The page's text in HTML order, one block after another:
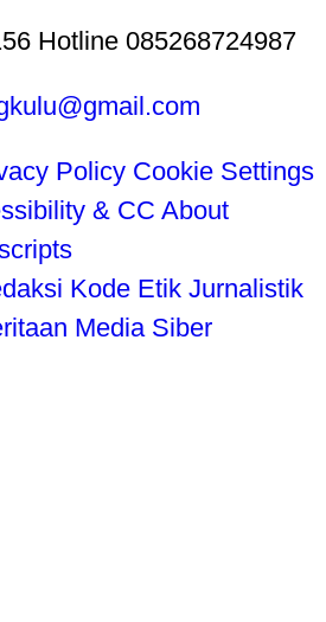
Hotline 085268724987
Policy Cookie Settings
& CC About
Kode Etik Jurnalistik
Media Siber